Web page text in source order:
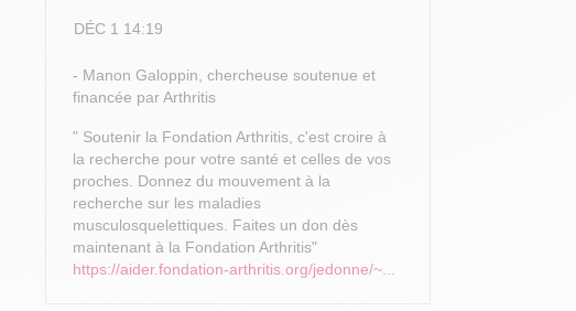
DÉC 1 14:19
- Manon Galoppin, chercheuse soutenue et
financée par Arthritis
" Soutenir la Fondation Arthritis, c'est croire à
la recherche pour votre santé et celles de vos
proches. Donnez du mouvement à la
recherche sur les maladies
musculosquelettiques. Faites un don dès
maintenant à la Fondation Arthritis"
https://aider.fondation-arthritis.org/jedonne/~...